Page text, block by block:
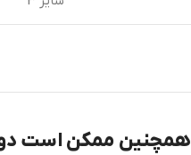
همچنین ممکن است